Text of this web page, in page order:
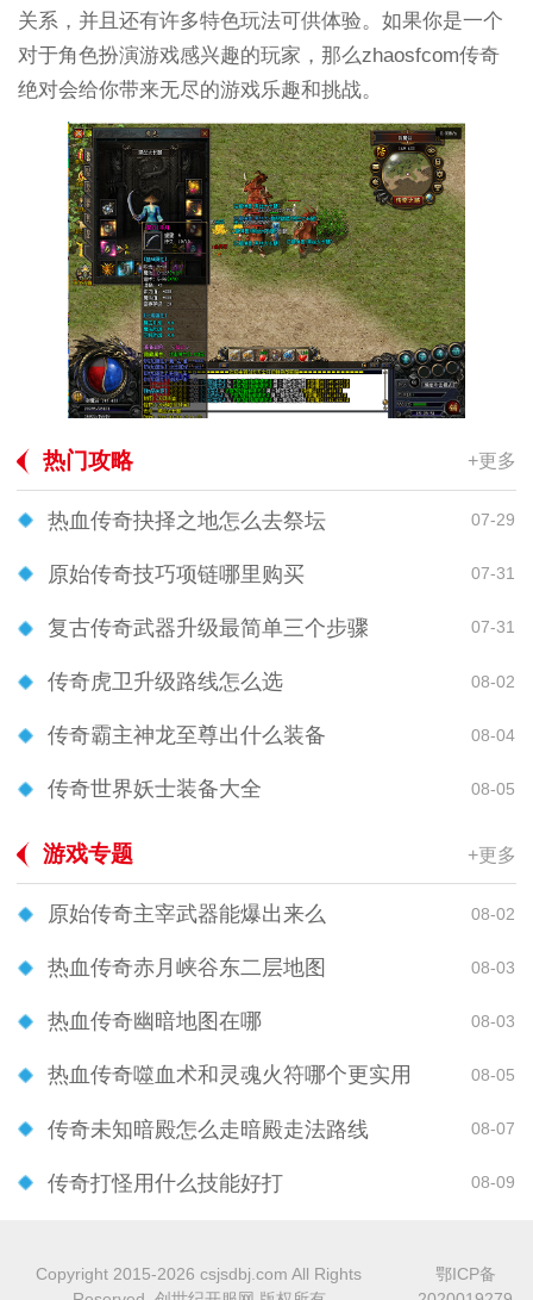
关系，并且还有许多特色玩法可供体验。如果你是一个
对于角色扮演游戏感兴趣的玩家，那么zhaosfcom传奇
绝对会给你带来无尽的游戏乐趣和挑战。
热门攻略 +更多
热血传奇抉择之地怎么去祭坛 07-29
原始传奇技巧项链哪里购买 07-31
复古传奇武器升级最简单三个步骤 07-31
传奇虎卫升级路线怎么选 08-02
传奇霸主神龙至尊出什么装备 08-04
传奇世界妖士装备大全 08-05
游戏专题 +更多
原始传奇主宰武器能爆出来么 08-02
热血传奇赤月峡谷东二层地图 08-03
热血传奇幽暗地图在哪 08-03
热血传奇噬血术和灵魂火符哪个更实用 08-05
传奇未知暗殿怎么走暗殿走法路线 08-07
传奇打怪用什么技能好打 08-09
Copyright 2015-2026 csjsdbj.com All Rights
鄂ICP备